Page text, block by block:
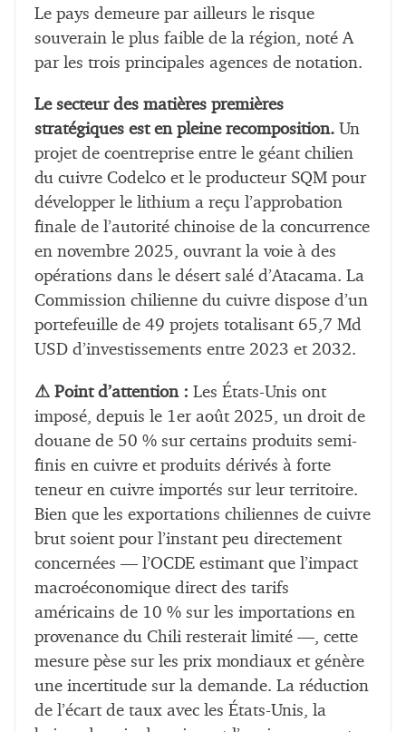
Le pays demeure par ailleurs le risque
souverain le plus faible de la région, noté A
par les trois principales agences de notation.
Le secteur des matières premières
stratégiques est en pleine recomposition. Un
projet de coentreprise entre le géant chilien
du cuivre Codelco et le producteur SQM pour
développer le lithium a reçu l’approbation
finale de l’autorité chinoise de la concurrence
en novembre 2025, ouvrant la voie à des
opérations dans le désert salé d’Atacama. La
Commission chilienne du cuivre dispose d’un
portefeuille de 49 projets totalisant 65,7 Md
USD d’investissements entre 2023 et 2032.
⚠ Point d’attention : Les États-Unis ont
imposé, depuis le 1er août 2025, un droit de
douane de 50 % sur certains produits semi-
finis en cuivre et produits dérivés à forte
teneur en cuivre importés sur leur territoire.
Bien que les exportations chiliennes de cuivre
brut soient pour l’instant peu directement
concernées — l’OCDE estimant que l’impact
macroéconomique direct des tarifs
américains de 10 % sur les importations en
provenance du Chili resterait limité —, cette
mesure pèse sur les prix mondiaux et génère
une incertitude sur la demande. La réduction
de l’écart de taux avec les États-Unis, la